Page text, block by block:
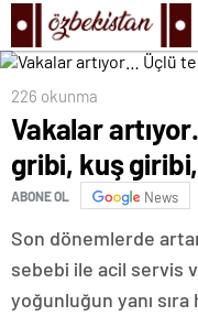
226 okunma
Vakalar
gribi, kuş
ABONE OL News
Son dönemlerde
sebebi ile acil servis
yoğunluğun yanı